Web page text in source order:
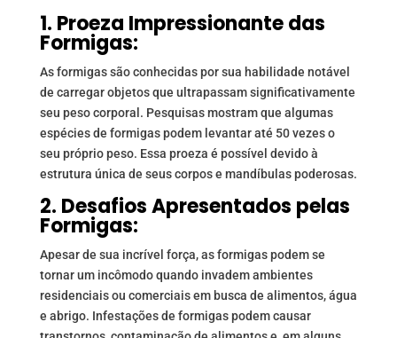
1. Proeza Impressionante das
Formigas:
As formigas são conhecidas por sua habilidade notável
de carregar objetos que ultrapassam significativamente
seu peso corporal. Pesquisas mostram que algumas
espécies de formigas podem levantar até 50 vezes o
seu próprio peso. Essa proeza é possível devido à
estrutura única de seus corpos e mandíbulas poderosas.
2. Desafios Apresentados pelas
Formigas:
Apesar de sua incrível força, as formigas podem se
tornar um incômodo quando invadem ambientes
residenciais ou comerciais em busca de alimentos, água
e abrigo. Infestações de formigas podem causar